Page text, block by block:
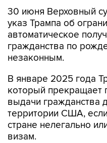
автоматическое
гражданства по
незаконным.
В январе 2025 года
выдачи гражданства
территории США,
стране нелегально
визам.
Право на